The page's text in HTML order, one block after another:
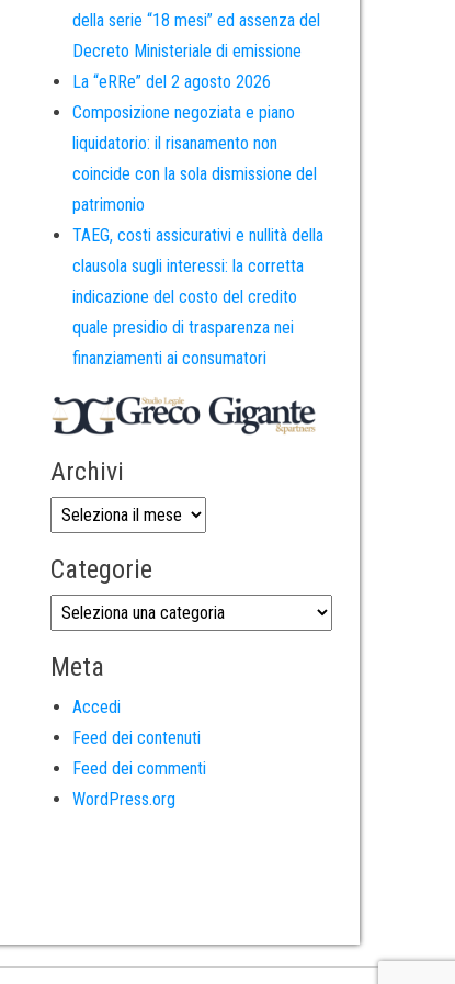
della serie “18 mesi” ed assenza del
Decreto Ministeriale di emissione
La “eRRe” del 2 agosto 2026
Composizione negoziata e piano
liquidatorio: il risanamento non
coincide con la sola dismissione del
patrimonio
TAEG, costi assicurativi e nullità della
clausola sugli interessi: la corretta
indicazione del costo del credito
quale presidio di trasparenza nei
finanziamenti ai consumatori
Archivi
Categorie
Meta
Accedi
Feed dei contenuti
Feed dei commenti
WordPress.org